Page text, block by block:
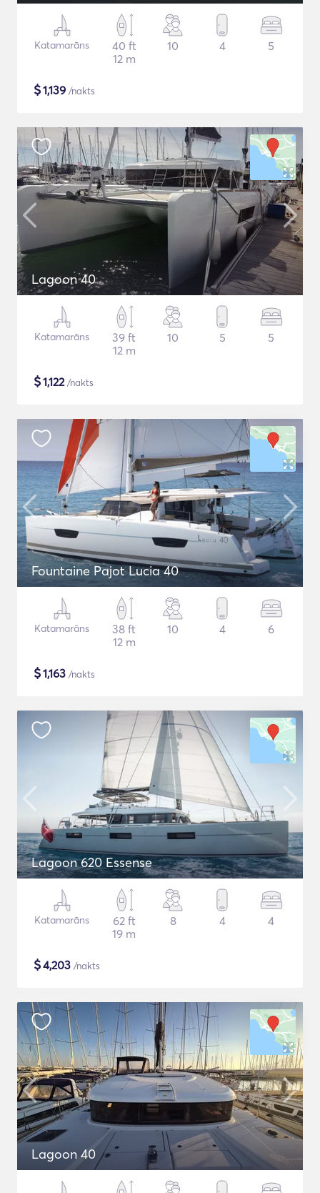
Katamarāns
40 ft
12 m
10 4 5
$1,139 /nakts
Lagoon 40
Katamarāns
39 ft
12 m
10 5 5
$1,122/nakts
Fountaine Pajot Lucia 40
Katamarāns
38 ft
12 m
10 4 6
$1,163 /nakts
Lagoon 620 Essense
Katamarāns
62 ft
19 m
8 4 4
$4,203 /nakts
Lagoon 40